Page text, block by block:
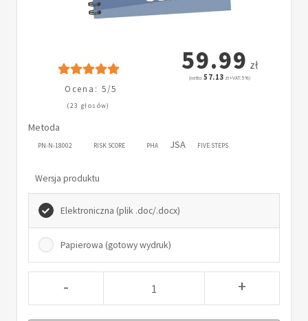
Ocena: 5/5
(23 głosów)
59.99 zł
(netto:57.13 zł + VAT: 5%)
Metoda
PN-N-18002 RISK SCORE PHA JSA FIVE STEPS
Wersja produktu
Elektroniczna (plik .doc/.docx)
Papierowa (gotowy wydruk)
- +